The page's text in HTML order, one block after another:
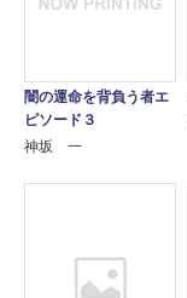
闇の運命を背負う者エ
ピソード３
神坂 一